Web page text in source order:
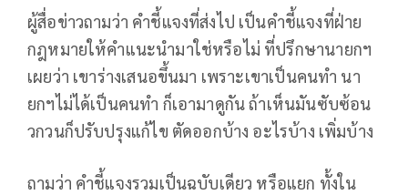
ผู้สื่อข่าวถามว่า คำชี้แจงที่ส่งไป เป็นคำชี้แจงที่ฝ่าย
กฎหมายให้คำแนะนำมาใช่หรือไม่ ที่ปรึกษานายกฯ
เผยว่า เขาร่างเสนอขึ้นมา เพราะเขาเป็นคนทำ นา
ยกฯไม่ได้เป็นคนทำ ก็เอามาดูกัน ถ้าเห็นมันซับซ้อน
วกวนก็ปรับปรุงแก้ไข ตัดออกบ้าง อะไรบ้าง เพิ่มบ้าง
ถามว่า คำชี้แจงรวมเป็นฉบับเดียว หรือแยก ทั้งใน